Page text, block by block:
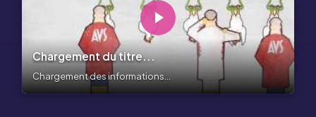
Chargement du titre...
Chargement des informations...